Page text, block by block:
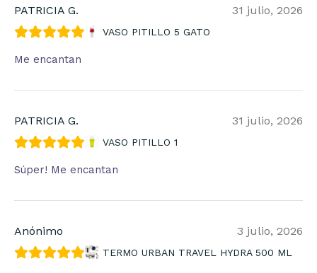
PATRICIA G. 31 julio, 2026
VASO PITILLO 5 GATO
Me encantan
PATRICIA G. 31 julio, 2026
VASO PITILLO 1
Súper! Me encantan
Anónimo 3 julio, 2026
TERMO URBAN TRAVEL HYDRA 500 ML